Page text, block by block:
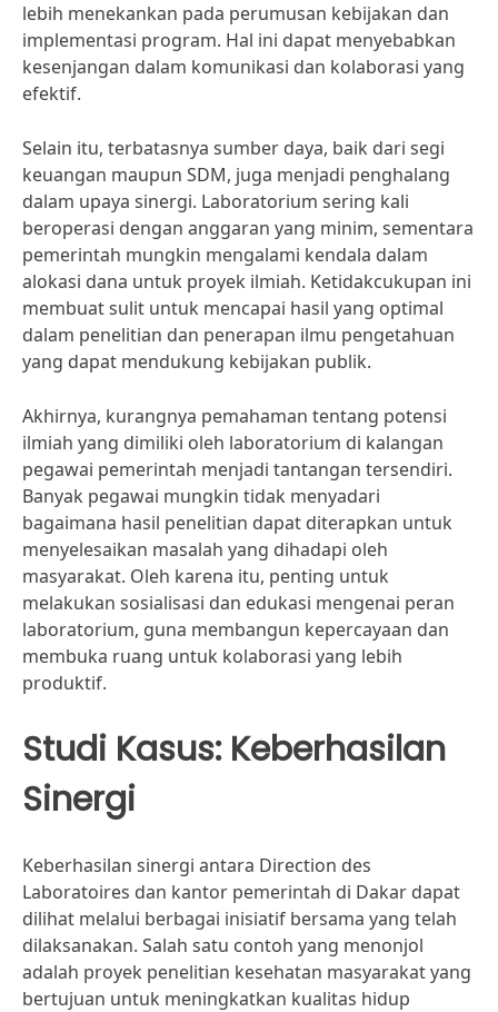
lebih menekankan pada perumusan kebijakan dan
implementasi program. Hal ini dapat menyebabkan
kesenjangan dalam komunikasi dan kolaborasi yang
efektif.
Selain itu, terbatasnya sumber daya, baik dari segi
keuangan maupun SDM, juga menjadi penghalang
dalam upaya sinergi. Laboratorium sering kali
beroperasi dengan anggaran yang minim, sementara
pemerintah mungkin mengalami kendala dalam
alokasi dana untuk proyek ilmiah. Ketidakcukupan ini
membuat sulit untuk mencapai hasil yang optimal
dalam penelitian dan penerapan ilmu pengetahuan
yang dapat mendukung kebijakan publik.
Akhirnya, kurangnya pemahaman tentang potensi
ilmiah yang dimiliki oleh laboratorium di kalangan
pegawai pemerintah menjadi tantangan tersendiri.
Banyak pegawai mungkin tidak menyadari
bagaimana hasil penelitian dapat diterapkan untuk
menyelesaikan masalah yang dihadapi oleh
masyarakat. Oleh karena itu, penting untuk
melakukan sosialisasi dan edukasi mengenai peran
laboratorium, guna membangun kepercayaan dan
membuka ruang untuk kolaborasi yang lebih
produktif.
Studi Kasus: Keberhasilan
Sinergi
Keberhasilan sinergi antara Direction des
Laboratoires dan kantor pemerintah di Dakar dapat
dilihat melalui berbagai inisiatif bersama yang telah
dilaksanakan. Salah satu contoh yang menonjol
adalah proyek penelitian kesehatan masyarakat yang
bertujuan untuk meningkatkan kualitas hidup